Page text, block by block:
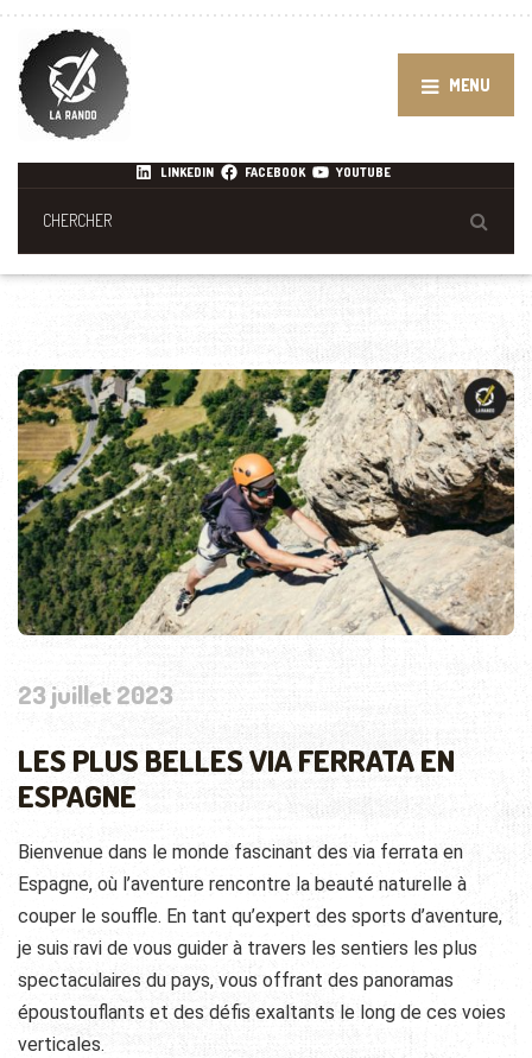
MENU
LINKEDIN FACEBOOK YOUTUBE
23 juillet 2023
LES PLUS BELLES VIA FERRATA EN
ESPAGNE
Bienvenue dans le monde fascinant des via ferrata en
Espagne, où l’aventure rencontre la beauté naturelle à
couper le souffle. En tant qu’expert des sports d’aventure,
je suis ravi de vous guider à travers les sentiers les plus
spectaculaires du pays, vous offrant des panoramas
époustouflants et des défis exaltants le long de ces voies
verticales.